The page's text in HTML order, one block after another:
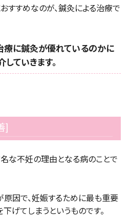
すすめなのが、鍼灸による治療で
療に鍼灸が優れているのかに
ていきます。
]
な不妊の理由となる病のことで
因で、妊娠するために最も重要
げてしまうというものです。